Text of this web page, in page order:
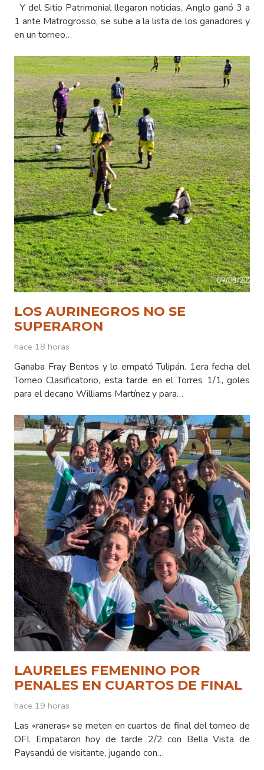
Y del Sitio Patrimonial llegaron noticias, Anglo ganó 3 a
1 ante Matrogrosso, se sube a la lista de los ganadores y
en un torneo…
LOS AURINEGROS NO SE
SUPERARON
hace 18 horas
Ganaba Fray Bentos y lo empató Tulipán. 1era fecha del
Torneo Clasificatorio, esta tarde en el Torres 1/1, goles
para el decano Williams Martínez y para…
LAURELES FEMENINO POR
PENALES EN CUARTOS DE FINAL
hace 19 horas
Las «raneras» se meten en cuartos de final del torneo de
OFI. Empataron hoy de tarde 2/2 con Bella Vista de
Paysandú de visitante, jugando con…